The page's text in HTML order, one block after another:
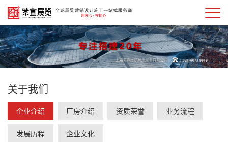
关于我们
企业介绍 厂房介绍 资质荣誉 业务流程
发展历程 企业文化